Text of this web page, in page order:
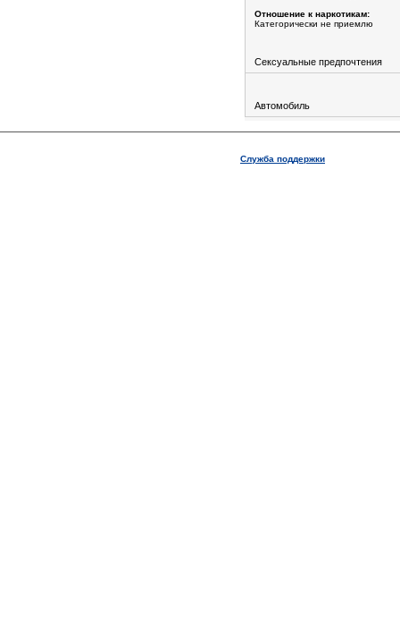
Отношение к наркотикам:
Категорически не приемлю
Сексуальные предпочтения
Автомобиль
Служба поддержки